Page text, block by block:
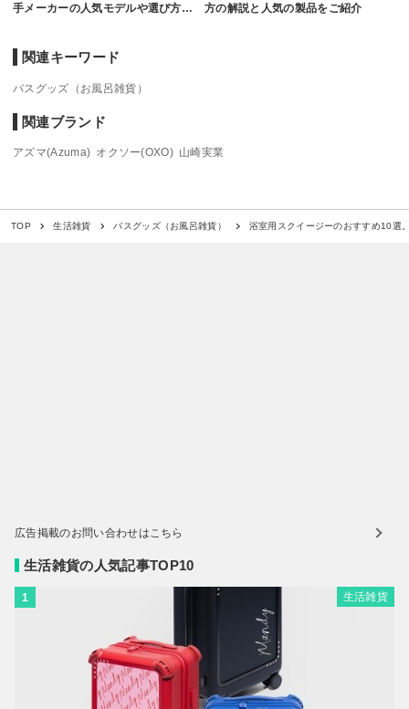
手メーカーの人気モデルや選び方…
方の解説と人気の製品をご紹介
関連キーワード
バスグッズ（お風呂雑貨）
関連ブランド
アズマ(Azuma) オクソー(OXO) 山崎実業
TOP 生活雑貨 バスグッズ（お風呂雑貨） 浴室用スクイージーのおすすめ10選
広告掲載のお問い合わせはこちら
生活雑貨の人気記事TOP10
1 生活雑貨